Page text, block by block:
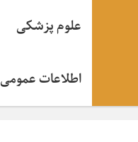
علوم پزشکی
اطلاعات عمومی